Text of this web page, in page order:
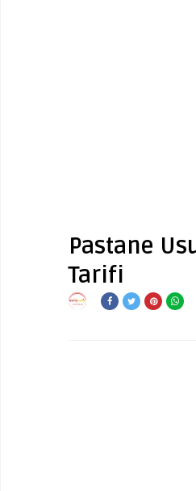
Pastane
Tarifi